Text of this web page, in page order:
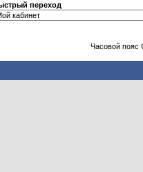
переход
Часовой пояс